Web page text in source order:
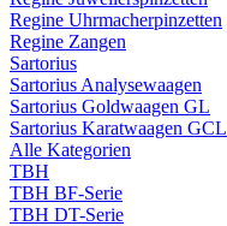
Regine Uhrmacherpinzetten
Regine Zangen
Sartorius
Sartorius Analysewaagen
Sartorius Goldwaagen GL
Sartorius Karatwaagen GCL
Alle Kategorien
TBH
TBH BF-Serie
TBH DT-Serie